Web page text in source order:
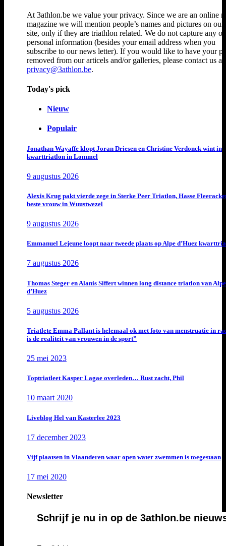
At 3athlon.be we value your privacy. Since we are an online
magazine we will mention people’s names and pictures on
site, only if they are triathlon related. We do not capture any
personal information (besides your email address when you
subscribe to our news letter). If you would like to have your
removed from our articels and/or galleries, please contact us at
privacy@3athlon.be.
Today's pick
Nieuw
Populair
Jonathan Wayaffe klopt Joran Driesen en Christine Verdonck wint in
kwarttriatlon in Lommel
9 augustus 2026
Alexis Krug pakt vierde zege in Sterke Peer Triatlon, Hasse
beste vrouw in Wuustwezel
9 augustus 2026
Emmanuel Lejeune loopt naar tweede plaats op Alpe d’Huez
7 augustus 2026
Thomas Steger en Alanis Siffert winnen long distance triatlon van Alpe
d’Huez
5 augustus 2026
Triatlete Emma Pallant is helemaal ok met foto van menstruatie in
is de realiteit van vrouwen in de sport”
25 mei 2023
Toptriatleet Kasper Lagae overleden… Rust zacht, Phil
10 maart 2020
Liveblog Hel van Kasterlee 2023
17 december 2023
Vijf plaatsen in Vlaanderen waar open water zwemmen is toegestaan
17 mei 2020
Newsletter
Schrijf je nu in op de 3athlon.be